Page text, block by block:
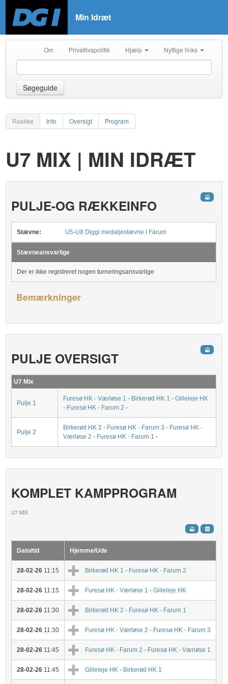
Min Idræt
Om Privatlivspolitik Hjælp Nyttige links
Søgeguide
Raekke Info Oversigt Program
U7 MIX | MIN IDRÆT
PULJE-OG RÆKKEINFO
Stævne: U5-U8 Diggi medaljestævne i Farum
Stævneansvarlige
Der er ikke registreret nogen turneringsansvarlige
Bemærkninger
PULJE OVERSIGT
U7 Mix
Pulje 1
Furesø HK - Værløse 1 - Birkerød HK 1 -Gilleleje HK
- Furesø HK - Farum 2 -
Pulje 2
Birkerød HK 2 - Furesø HK - Farum 3 - Furesø HK -
Værløse 2 - Furesø HK - Farum 1 -
KOMPLET KAMPPROGRAM
U7 MIX
Dato/tid Hjemme/Ude
28-02-26 11:15 Birkerød HK 1 - Furesø HK - Farum 2
28-02-26 11:15 Furesø HK - Værløse 1 -Gilleleje HK
28-02-26 11:30 Birkerød HK 2 - Furesø HK - Farum 1
28-02-26 11:30 Furesø HK - Værløse 2 - Furesø HK - Farum 3
28-02-26 11:45 Furesø HK - Farum 2 - Furesø HK - Værløse 1
28-02-26 11:45 Gilleleje HK - Birkerød HK 1